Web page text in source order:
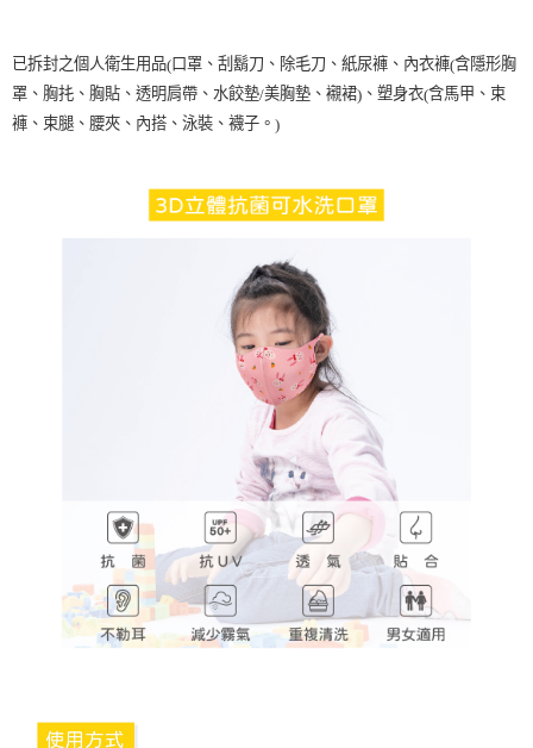
已拆封之個人衛生用品(口罩、刮鬍刀、除毛刀、紙尿褲、內衣褲(含隱形胸
罩、胸扥、胸貼、透明肩帶、水餃墊/美胸墊、襯裙) 、塑身衣(含馬甲、束
褲、束腿、腰夾、內搭、泳裝、襪子。 )